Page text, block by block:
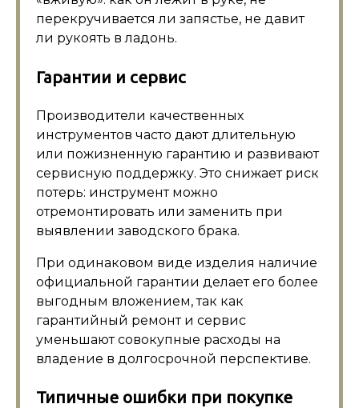
перекручивается ли запястье, не давит
ли рукоять в ладонь.
Гарантии и сервис
Производители качественных
инструментов часто дают длительную
или пожизненную гарантию и развивают
сервисную поддержку. Это снижает риск
потерь: инструмент можно
отремонтировать или заменить при
выявлении заводского брака.
При одинаковом виде изделия наличие
официальной гарантии делает его более
выгодным вложением, так как
гарантийный ремонт и сервис
уменьшают совокупные расходы на
владение в долгосрочной перспективе.
Типичные ошибки при покупке